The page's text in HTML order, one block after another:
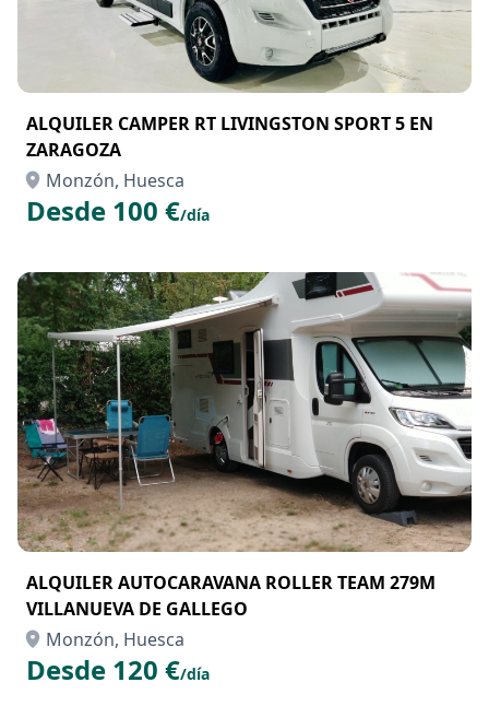
ALQUILER CAMPER RT LIVINGSTON SPORT 5 EN
ZARAGOZA
Monzón, Huesca
Desde 100 €/día
ALQUILER AUTOCARAVANA ROLLER TEAM 279M
VILLANUEVA DE GALLEGO
Monzón, Huesca
Desde 120 €/día